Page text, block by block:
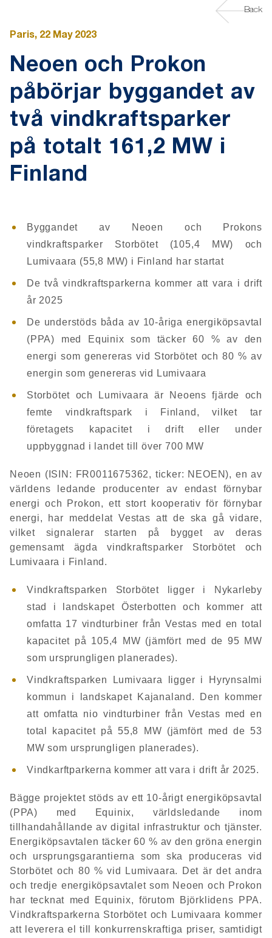
Back
Paris, 22 May 2023
Neoen och Prokon
påbörjar byggandet av
två vindkraftsparker
på totalt 161,2 MW i
Finland
Byggandet av Neoen och Prokons
vindkraftsparker Storbötet (105,4 MW) och
Lumivaara (55,8 MW) i Finland har startat
De två vindkraftsparkerna kommer att vara i drift
år 2025
De understöds båda av 10-åriga energiköpsavtal
(PPA) med Equinix som täcker 60 % av den
energi som genereras vid Storbötet och 80 % av
energin som genereras vid Lumivaara
Storbötet och Lumivaara är Neoens fjärde och
femte vindkraftspark i Finland, vilket tar
företagets kapacitet i drift eller under
uppbyggnad i landet till över 700 MW
Neoen (ISIN: FR0011675362, ticker: NEOEN), en av
världens ledande producenter av endast förnybar
energi och Prokon, ett stort kooperativ för förnybar
energi, har meddelat Vestas att de ska gå vidare,
vilket signalerar starten på bygget av deras
gemensamt ägda vindkraftsparker Storbötet och
Lumivaara i Finland.
Vindkraftsparken Storbötet ligger i Nykarleby
stad i landskapet Österbotten och kommer att
omfatta 17 vindturbiner från Vestas med en total
kapacitet på 105,4 MW (jämfört med de 95 MW
som ursprungligen planerades).
Vindkraftsparken Lumivaara ligger i Hyrynsalmi
kommun i landskapet Kajanaland. Den kommer
att omfatta nio vindturbiner från Vestas med en
total kapacitet på 55,8 MW (jämfört med de 53
MW som ursprungligen planerades).
Vindkarftparkerna kommer att vara i drift år 2025.
Bägge projektet stöds av ett 10-årigt energiköpsavtal
(PPA) med Equinix, världsledande inom
tillhandahållande av digital infrastruktur och tjänster.
Energiköpsavtalen täcker 60 % av den gröna energin
och ursprungsgarantierna som ska produceras vid
Storbötet och 80 % vid Lumivaara. Det är det andra
och tredje energiköpsavtalet som Neoen och Prokon
har tecknat med Equinix, förutom Björklidens PPA.
Vindkraftsparkerna Storbötet och Lumivaara kommer
att leverera el till konkurrenskraftiga priser, samtidigt